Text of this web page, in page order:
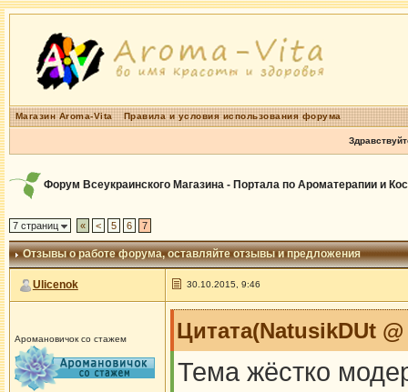
Магазин Aroma-Vita Правила и условия использования форума
Форум Всеукраинского Магазина - Портала по Ароматерапии и
7 страниц « < 5 6 7
Отзывы о работе форума, оставляйте отзывы и предложения
Ulicenok 30.10.2015, 9:46
Аромановичок со стажем Цитата(NatusikDUt
Тема жёстко